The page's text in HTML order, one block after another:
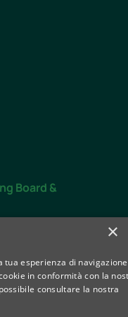
Board &
×
esperienza di
in conformità con la
consultare la nostra